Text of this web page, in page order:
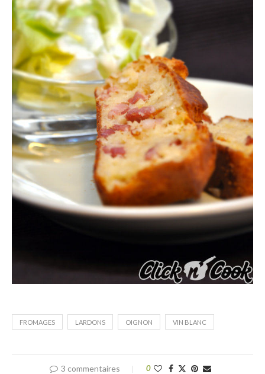
FROMAGES LARDONS OIGNON VIN BLANC
3 commentaires 0